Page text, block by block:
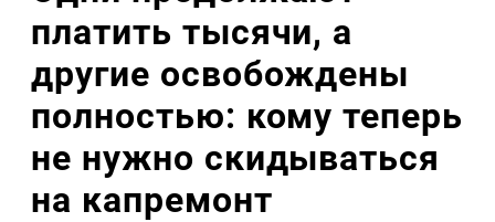
платить тысячи, а
другие освобождены
полностью: кому теперь
не нужно скидываться
на капремонт